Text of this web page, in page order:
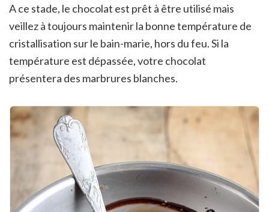
A ce stade, le chocolat est prêt à être utilisé mais
veillez à toujours maintenir la bonne température de
cristallisation sur le bain-marie, hors du feu. Si la
température est dépassée, votre chocolat
présentera des marbrures blanches.